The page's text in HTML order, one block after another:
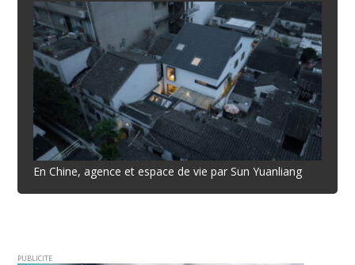
En Chine, agence et espace de vie par Sun Yuanliang
PUBLICITE